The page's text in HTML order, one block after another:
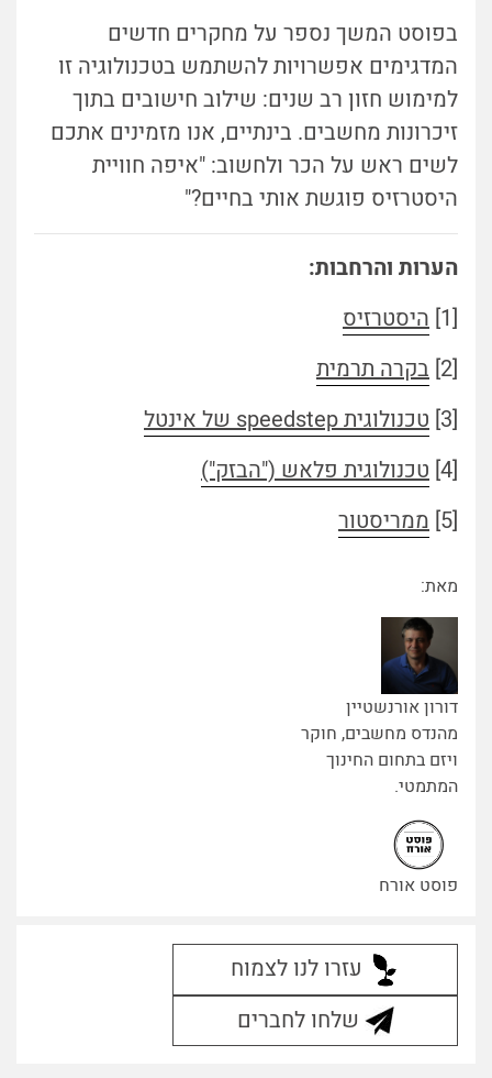
בפוסט המשך נספר על מחקרים חדשים
המדגימים אפשרויות להשתמש בטכנולוגיה זו
למימוש חזון רב שנים: שילוב חישובים בתוך
זיכרונות מחשבים. בינתיים, אנו מזמינים אתכם
לשים ראש על הכר ולחשוב: "איפה חוויית
היסטרזיס פוגשת אותי בחיים?"
הערות והרחבות:
[1]
היסטרזיס
[2]
בקרה תרמית
[3]
טכנולוגית speedstep של אינטל
[4]
טכנולוגית פלאש ("הבזק")
[5]
ממריסטור
מאת:
דורון אורנשטיין
מהנדס מחשבים, חוקר
ויזם בתחום החינוך
המתמטי.
פוסט אורח
עזרו לנו לצמוח
שלחו לחברים